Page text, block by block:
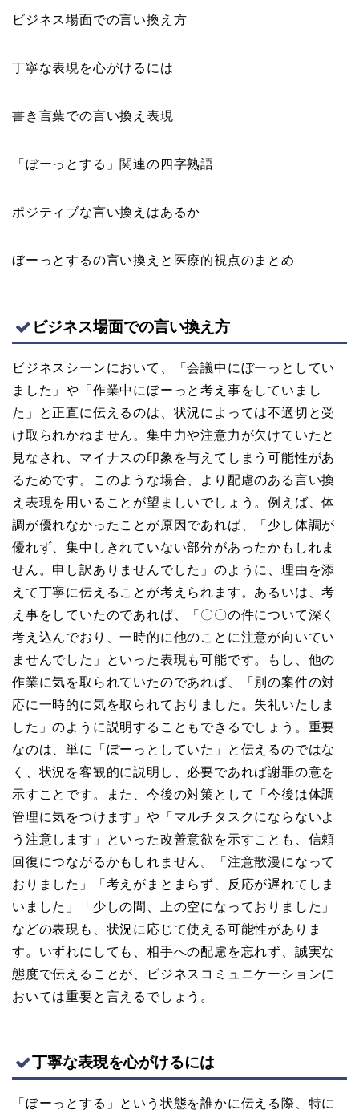
ビジネス場面での言い換え方
丁寧な表現を心がけるには
書き言葉での言い換え表現
「ぼーっとする」関連の四字熟語
ポジティブな言い換えはあるか
ぼーっとするの言い換えと医療的視点のまとめ
ビジネス場面での言い換え方
ビジネスシーンにおいて、「会議中にぼーっとしてい
ました」や「作業中にぼーっと考え事をしていまし
た」と正直に伝えるのは、状況によっては不適切と受
け取られかねません。集中力や注意力が欠けていたと
見なされ、マイナスの印象を与えてしまう可能性があ
るためです。このような場合、より配慮のある言い換
え表現を用いることが望ましいでしょう。例えば、体
調が優れなかったことが原因であれば、「少し体調が
優れず、集中しきれていない部分があったかもしれま
せん。申し訳ありませんでした」のように、理由を添
えて丁寧に伝えることが考えられます。あるいは、考
え事をしていたのであれば、「〇〇の件について深く
考え込んでおり、一時的に他のことに注意が向いてい
ませんでした」といった表現も可能です。もし、他の
作業に気を取られていたのであれば、「別の案件の対
応に一時的に気を取られておりました。失礼いたしま
した」のように説明することもできるでしょう。重要
なのは、単に「ぼーっとしていた」と伝えるのではな
く、状況を客観的に説明し、必要であれば謝罪の意を
示すことです。また、今後の対策として「今後は体調
管理に気をつけます」や「マルチタスクにならないよ
う注意します」といった改善意欲を示すことも、信頼
回復につながるかもしれません。「注意散漫になって
おりました」「考えがまとまらず、反応が遅れてしま
いました」「少しの間、上の空になっておりました」
などの表現も、状況に応じて使える可能性がありま
す。いずれにしても、相手への配慮を忘れず、誠実な
態度で伝えることが、ビジネスコミュニケーションに
おいては重要と言えるでしょう。
丁寧な表現を心がけるには
「ぼーっとする」という状態を誰かに伝える際、特に